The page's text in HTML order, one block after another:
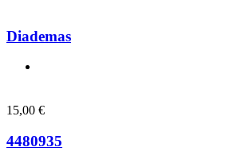
Diademas
15,00 €
4480935